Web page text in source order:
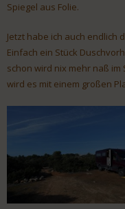
Spiegel aus Folie.
Jetzt habe ich auch endlich
Einfach ein Stück
schon wird nix mehr naß
wird es mit einem großen